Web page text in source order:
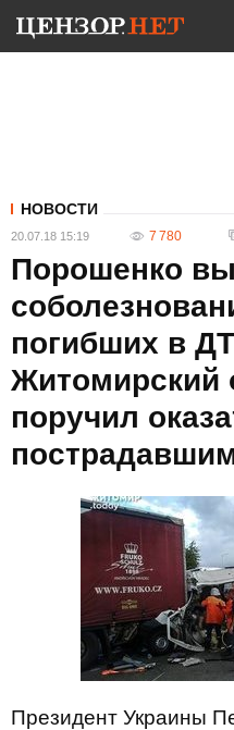
НОВОСТИ
20.07.18 15:19 7 780
Порошенко
погибших в
Житомирский
поручил
Президент Украины